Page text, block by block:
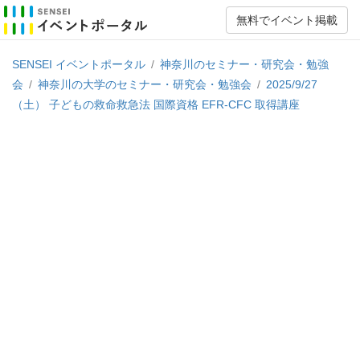
無料でイベント掲載
SENSEI イベントポータル / 神奈川のセミナー・研究会・勉強
会 / 神奈川の大学のセミナー・研究会・勉強会 / 2025/9/27
（土） 子どもの救命救急法 国際資格 EFR-CFC 取得講座